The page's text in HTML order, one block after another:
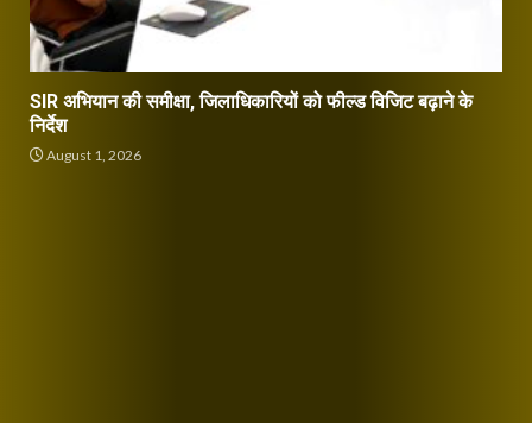
SIR अभियान की समीक्षा, जिलाधिकारियों को फील्ड विजिट बढ़ाने के
निर्देश
August 1, 2026